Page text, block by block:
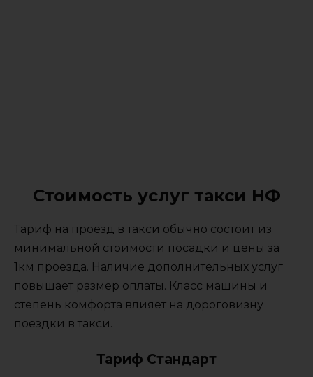
Стоимость услуг такси НФ
Тариф на проезд в такси обычно состоит из
минимальной стоимости посадки и цены за
1км проезда. Наличие дополнительных услуг
повышает размер оплаты. Класс машины и
степень комфорта влияет на дороговизну
поездки в такси.
Тариф Стандарт